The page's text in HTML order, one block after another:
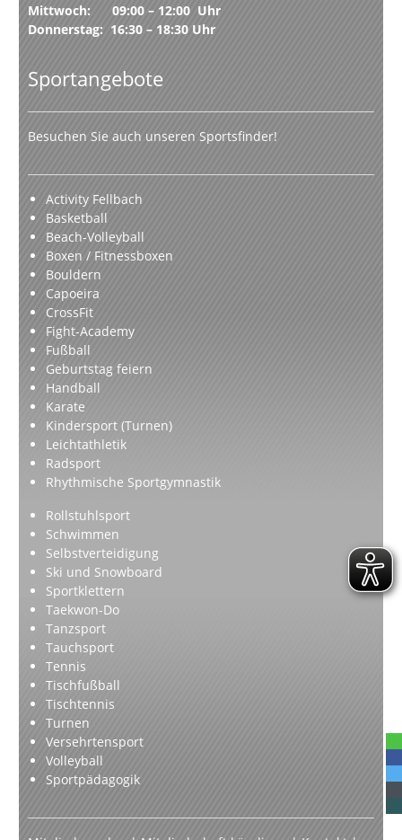
Mittwoch: 09:00 – 12:00 Uhr
Donnerstag: 16:30 – 18:30 Uhr
Sportangebote
Besuchen Sie auch unseren Sportsfinder!
Activity Fellbach
Basketball
Beach-Volleyball
Boxen / Fitnessboxen
Bouldern
Capoeira
CrossFit
Fight-Academy
Fußball
Geburtstag feiern
Handball
Karate
Kindersport (Turnen)
Leichtathletik
Radsport
Rhythmische Sportgymnastik
Rollstuhlsport
Schwimmen
Selbstverteidigung
Ski und Snowboard
Sportklettern
Taekwon-Do
Tanzsport
Tauchsport
Tennis
Tischfußball
Tischtennis
Turnen
Versehrtensport
Volleyball
Sportpädagogik